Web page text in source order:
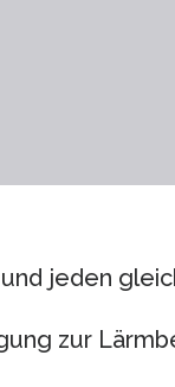
jeden
zur